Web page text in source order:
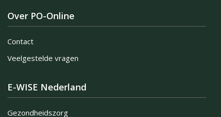
Over PO-Online
Contact
Veelgestelde vragen
E-WISE Nederland
Gezondheidszorg